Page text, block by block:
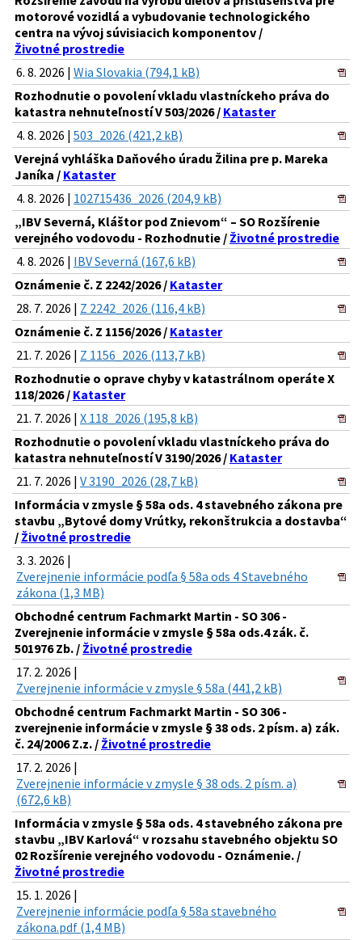
motorové vozidlá a vybudovanie technologického
centra na vývoj súvisiacich komponentov /
Životné prostredie
6. 8. 2026 | Wia Slovakia (794,1 kB)
Rozhodnutie o povolení vkladu vlastníckeho práva do
katastra nehnuteľností V 503/2026 / Kataster
4. 8. 2026 | 503_2026 (421,2 kB)
Verejná vyhláška Daňového úradu Žilina pre p. Mareka
Janíka / Kataster
4. 8. 2026 | 102715436_2026 (204,9 kB)
„IBV Severná, Kláštor pod Znievom“ – SO Rozšírenie
verejného vodovodu - Rozhodnutie / Životné prostredie
4. 8. 2026 | IBV Severná (167,6 kB)
Oznámenie č. Z 2242/2026 / Kataster
28. 7. 2026 | Z 2242_2026 (116,4 kB)
Oznámenie č. Z 1156/2026 / Kataster
21. 7. 2026 | Z 1156_2026 (113,7 kB)
Rozhodnutie o oprave chyby v katastrálnom operáte X
118/2026 / Kataster
21. 7. 2026 | X 118_2026 (195,8 kB)
Rozhodnutie o povolení vkladu vlastníckeho práva do
katastra nehnuteľností V 3190/2026 / Kataster
21. 7. 2026 | V 3190_2026 (28,7 kB)
Informácia v zmysle § 58a ods. 4 stavebného zákona pre
stavbu „Bytové domy Vrútky, rekonštrukcia a dostavba“
/ Životné prostredie
3. 3. 2026 |
Zverejnenie informácie podľa § 58a ods 4 Stavebného
zákona (1,3 MB)
Obchodné centrum Fachmarkt Martin - SO 306 -
Zverejnenie informácie v zmysle § 58a ods.4 zák. č.
501976 Zb. / Životné prostredie
17. 2. 2026 |
Zverejnenie informácie v zmysle § 58a (441,2 kB)
Obchodné centrum Fachmarkt Martin - SO 306 -
zverejnenie informácie v zmysle § 38 ods. 2 písm. a) zák.
č. 24/2006 Z.z. / Životné prostredie
17. 2. 2026 |
Zverejnenie informácie v zmysle § 38 ods. 2 písm. a)
(672,6 kB)
Informácia v zmysle § 58a ods. 4 stavebného zákona pre
stavbu „IBV Karlová“ v rozsahu stavebného objektu SO
02 Rozšírenie verejného vodovodu - Oznámenie. /
Životné prostredie
15. 1. 2026 |
Zverejnenie informácie podľa § 58a stavebného
zákona.pdf (1,4 MB)